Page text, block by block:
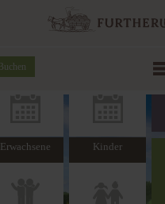
BuchenAnreise
Erwachsene
Kinder